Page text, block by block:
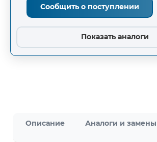
Сообщить о поступлении
Показать аналоги
Описание Аналоги и замены